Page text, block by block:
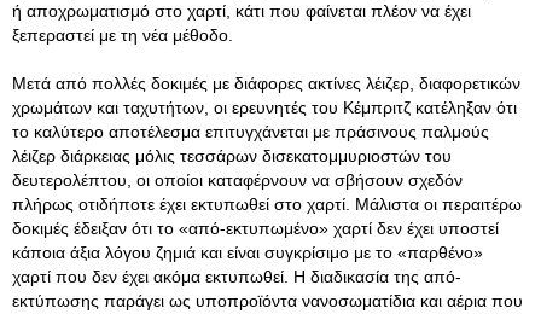
ή αποχρωματισμό στο χαρτί, κάτι που φαίνεται πλέον να έχει
ξεπεραστεί με τη νέα μέθοδο.
Μετά από πολλές δοκιμές με διάφορες ακτίνες λέιζερ, διαφορετικών
χρωμάτων και ταχυτήτων, οι ερευνητές του Κέμπριτζ κατέληξαν ότι
το καλύτερο αποτέλεσμα επιτυγχάνεται με πράσινους παλμούς
λέιζερ διάρκειας μόλις τεσσάρων δισεκατομμυριοστών του
δευτερολέπτου, οι οποίοι καταφέρνουν να σβήσουν σχεδόν
πλήρως οτιδήποτε έχει εκτυπωθεί στο χαρτί. Μάλιστα οι περαιτέρω
δοκιμές έδειξαν ότι το «από-εκτυπωμένο» χαρτί δεν έχει υποστεί
κάποια άξια λόγου ζημιά και είναι συγκρίσιμο με το «παρθένο»
χαρτί που δεν έχει ακόμα εκτυπωθεί. Η διαδικασία της από-
εκτύπωσης παράγει ως υποπροϊόντα νανοσωματίδια και αέρια που